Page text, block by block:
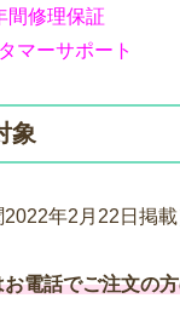
間修理保証
マーサポート
象
年2月22日掲載
電話でご注文の